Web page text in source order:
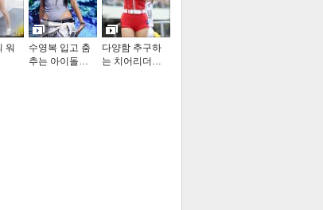
워
수영복 입고 춤
추는 아이돌…
다양함 추구하
는 치어리더…